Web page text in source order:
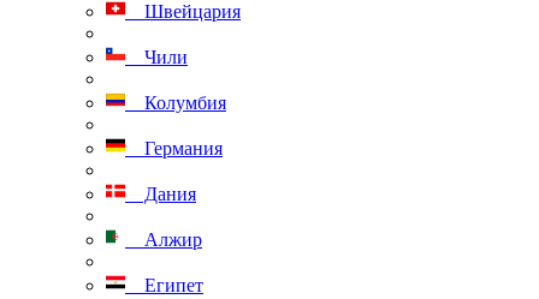
Швейцария
Чили
Колумбия
Германия
Дания
Алжир
Египет